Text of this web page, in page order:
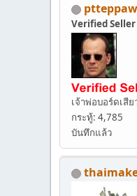
Verified Seller
เจ้าพ่อบอร์ดเสีย
กระทู้: 4,785
บันทึกแล้ว